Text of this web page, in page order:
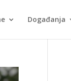
Događanja